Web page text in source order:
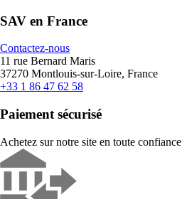
SAV en France
Contactez-nous
11 rue Bernard Maris
37270 Montlouis-sur-Loire, France
+33 1 86 47 62 58
Paiement sécurisé
Achetez sur notre site en toute confiance